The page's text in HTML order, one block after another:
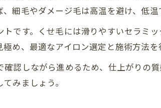
と市販品の特徴を美容室目線で解説
の均一加熱が与える髪への効果
室施術の持続力比較ガイド
を長持ちさせる方法
ヤ髪をキープするケア習慣
細毛やダメージ毛は高温を避け、低温
です。くせ毛には滑りやすいセラミ
め、最適なアイロン選定と施術方法を
認しながら進めるため、仕上がりの
みましょう。